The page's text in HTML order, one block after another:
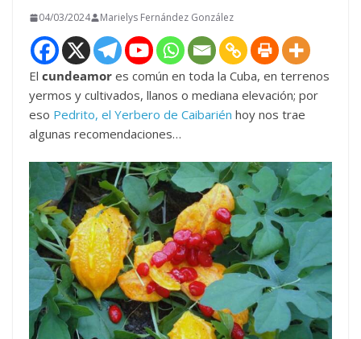
04/03/2024 Marielys Fernández González
El cundeamor es común en toda la Cuba, en terrenos
yermos y cultivados, llanos o mediana elevación; por
eso Pedrito, el Yerbero de Caibarién hoy nos trae
algunas recomendaciones…